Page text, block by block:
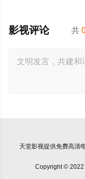
共
影视评论
天堂影视提供免费高清
Copyright © 2022